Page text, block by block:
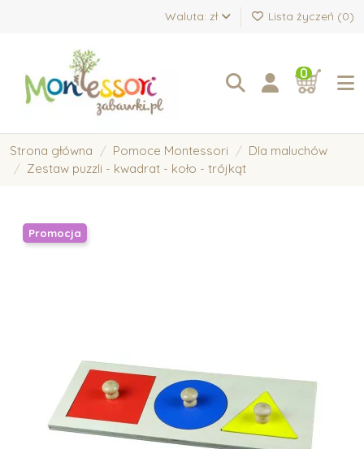
Waluta: zł Lista życzeń (0)
0
Strona główna Pomoce Montessori
Dla maluchów
Zestaw puzzli - kwadrat - koło - trójkąt
Promocja